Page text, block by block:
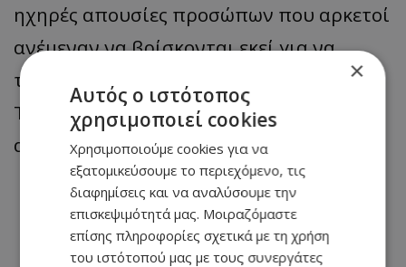
ηχηρές απουσίες προσώπων που αρκετοί
ανέμεναν να βρίσκονται εκεί για να
τιμήσουν τη μνήμη του Γιώργου
Τσαλακού, γεγονός που δεν πέρασε
απαρατήρητο από όσους παρευρέθηκαν.
«Γιώργο Τσαλακέ, σε
ευχαριστώ για όλα»
×
Αυτός ο ιστότοπος
χρησιμοποιεί cookies
Χρησιμοποιούμε cookies για να
εξατομικεύσουμε το περιεχόμενο, τις
διαφημίσεις και να αναλύσουμε την
επισκεψιμότητά μας. Μοιραζόμαστε
επίσης πληροφορίες σχετικά με τη χρήση
του ιστότοπού μας με τους συνεργάτες